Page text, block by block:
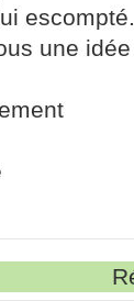
escompté.
une